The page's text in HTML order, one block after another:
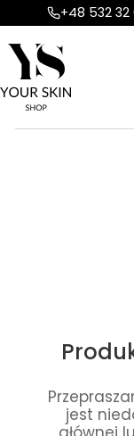
+48 532 32
jest